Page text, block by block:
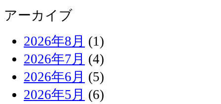
アーカイブ
2026年8月 (1)
2026年7月 (4)
2026年6月 (5)
2026年5月 (6)